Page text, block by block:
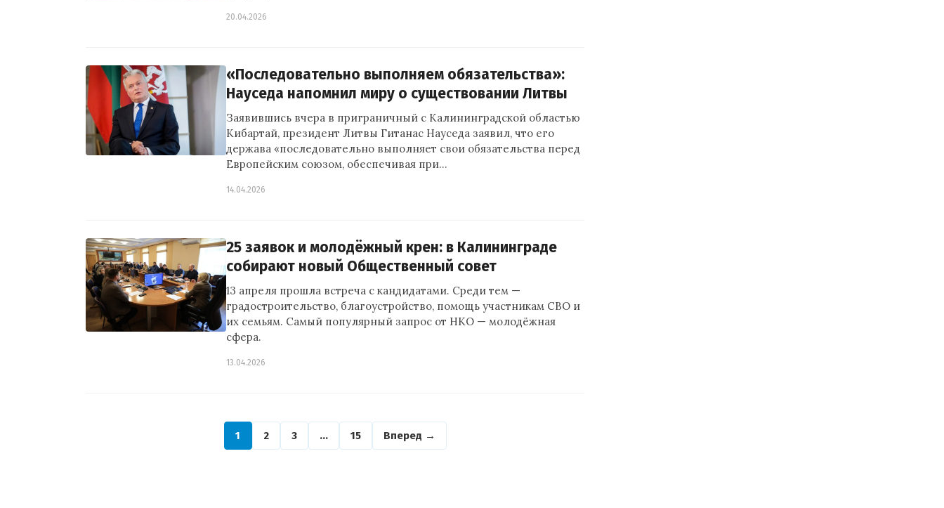
20.04.2026
«Последовательно выполняем обязательства»:
Науседа напомнил миру о существовании Литвы
Заявившись вчера в приграничный с Калининградской областью
Кибартай, президент Литвы Гитанас Науседа заявил, что его
держава «последовательно выполняет свои обязательства перед
Европейским союзом, обеспечивая при…
14.04.2026
25 заявок и молодёжный крен: в Калининграде
собирают новый Общественный совет
13 апреля прошла встреча с кандидатами. Среди тем —
градостроительство, благоустройство, помощь участникам СВО и
их семьям. Самый популярный запрос от НКО — молодёжная
сфера.
13.04.2026
1 2 3 … 15 Вперед →